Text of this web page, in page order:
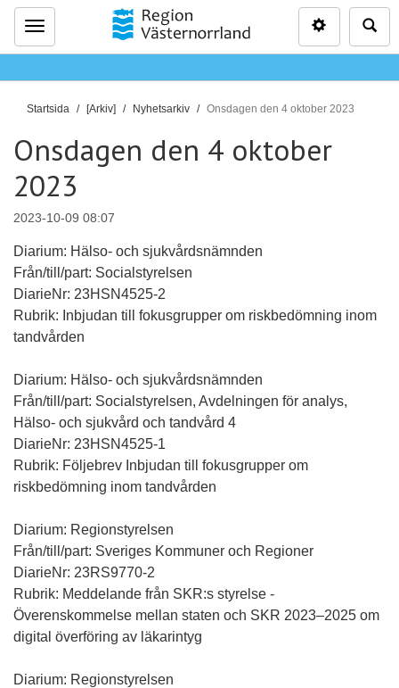
Meny
D
ä
r
h
ä
:
Startsida [Arkiv] Nyhetsarkiv Onsdagen den 4 oktober 2023
Onsdagen den 4 oktober
2023
2023-10-09 08:07
Diarium: Hälso- och sjukvårdsnämnden
Från/till/part: Socialstyrelsen
DiarieNr: 23HSN4525-2
Rubrik: Inbjudan till fokusgrupper om riskbedömning inom
tandvården
Diarium: Hälso- och sjukvårdsnämnden
Från/till/part: Socialstyrelsen, Avdelningen för analys,
Hälso- och sjukvård och tandvård 4
DiarieNr: 23HSN4525-1
Rubrik: Följebrev Inbjudan till fokusgrupper om
riskbedömning inom tandvården
Diarium: Regionstyrelsen
Från/till/part: Sveriges Kommuner och Regioner
DiarieNr: 23RS9770-2
Rubrik: Meddelande från SKR:s styrelse -
Överenskommelse mellan staten och SKR 2023–2025 om
digital överföring av läkarintyg
Diarium: Regionstyrelsen